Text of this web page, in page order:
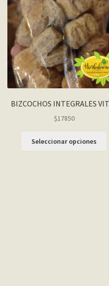
BIZCOCHOS INTEGRALES
$17850
Seleccionar opciones